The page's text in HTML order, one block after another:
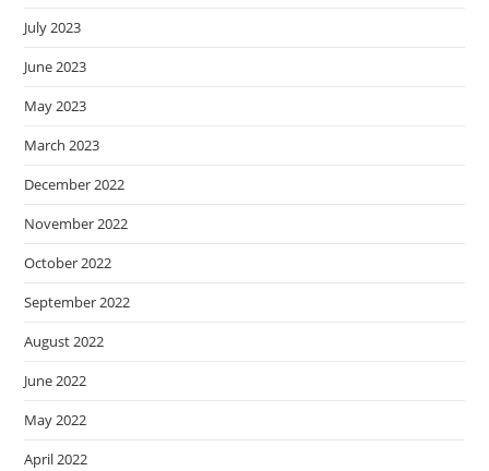
July 2023
June 2023
May 2023
March 2023
December 2022
November 2022
October 2022
September 2022
August 2022
June 2022
May 2022
April 2022